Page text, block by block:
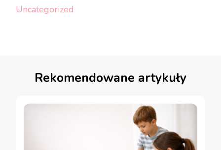
Uncategorized
Rekomendowane artykuły